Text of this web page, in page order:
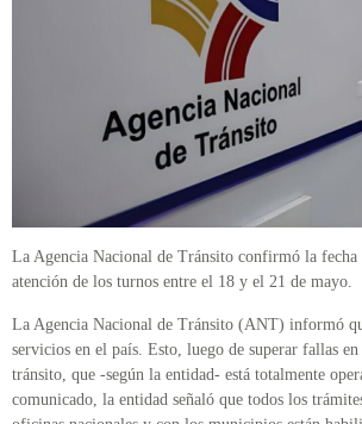
La Agencia Nacional de Tránsito confirmó la fecha
atención de los turnos entre el 18 y el 21 de mayo.
La Agencia Nacional de Tránsito (ANT) informó
servicios en el país. Esto, luego de superar fallas
tránsito, que -según la entidad- está totalmente
comunicado, la entidad señaló que todos los